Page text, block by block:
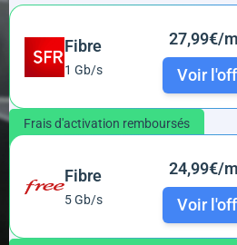
Fibre
1 Gb/s
27,99€/
Voir
Frais d'activation remboursés
Fibre
5 Gb/s
24,99€/
Voir